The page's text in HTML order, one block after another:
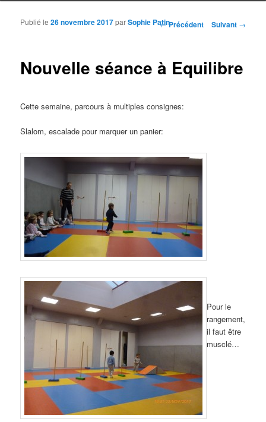
Navigation des articles
←Précédent Suivant →
Nouvelle séance à Equilibre
Publié le26 novembre 2017parSophie Patin
Cette semaine, parcours à multiples consignes:
Slalom, escalade pour marquer un panier:
Pour le
rangement,
il faut être
musclé…